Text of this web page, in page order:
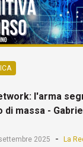
l'arma
di massa -
2025 - La